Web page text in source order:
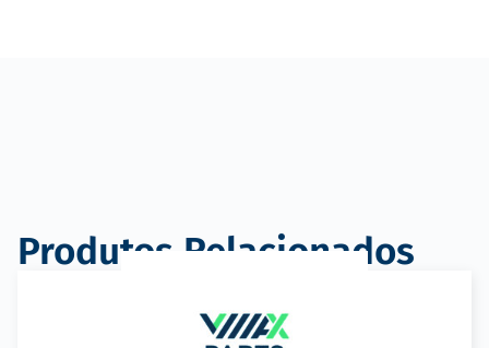
Produtos Relacionados